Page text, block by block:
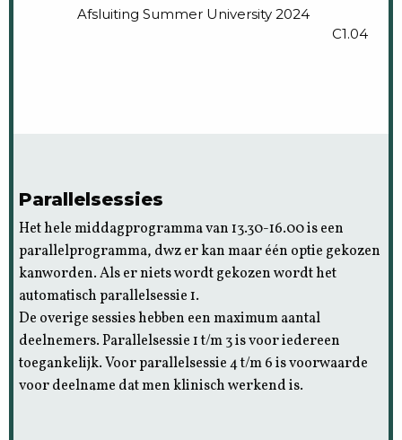
Afsluiting Summer University 2024
C1.04
Parallelsessies
Het hele middagprogramma van 13.30-16.00 is een
parallelprogramma, dwz er kan maar één optie gekozen
kanworden. Als er niets wordt gekozen wordt het
automatisch parallelsessie 1.
De overige sessies hebben een maximum aantal
deelnemers. Parallelsessie 1 t/m 3 is voor iedereen
toegankelijk. Voor parallelsessie 4 t/m 6 is voorwaarde
voor deelname dat men klinisch werkend is.